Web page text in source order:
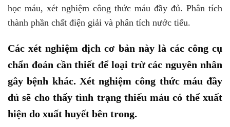
học máu, xét nghiệm công thức máu đầy đủ. Phân tích
thành phần chất điện giải và phân tích nước tiểu.
Các xét nghiệm dịch cơ bản này là các công cụ
chẩn đoán cần thiết để loại trừ các nguyên nhân
gây bệnh khác. Xét nghiệm công thức máu đầy
đủ sẽ cho thấy tình trạng thiếu máu có thể xuất
hiện do xuất huyết bên trong.